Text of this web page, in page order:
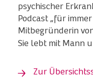
psychischer
Podcast „für
Mitbegründerin
Sie lebt mit Mann
Zur